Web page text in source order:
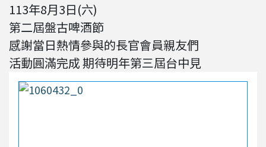
113年8月3日(六)
第二屆盤古啤酒節
感謝當日熱情參與的長官會員親友們
活動圓滿完成 期待明年第三屆台中見